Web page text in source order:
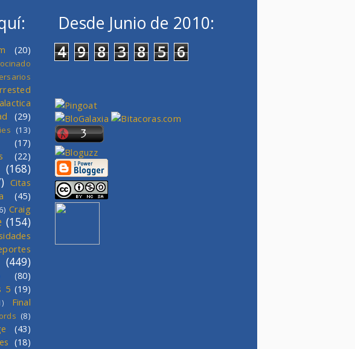
(20)
(29)
(13)
(17)
(22)
(168)
Citas
(45)
Craig
(154)
(449)
(80)
5 (19)
Final
(8)
(43)
(18)
Desde Junio de 2010:
4 9 8 3 8 5 6